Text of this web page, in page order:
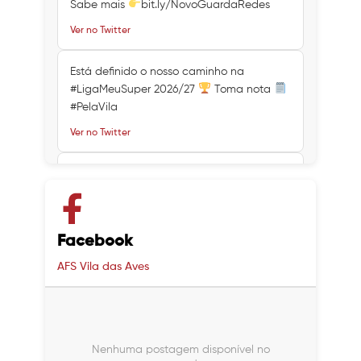
Sabe mais bit.ly/NovoGuardaRedes
Ver no Twitter
Está definido o nosso caminho na
#LigaMeuSuper 2026/27
Toma nota
#PelaVila
Ver no Twitter
Facebook
AFS Vila das Aves
Nenhuma postagem disponível no